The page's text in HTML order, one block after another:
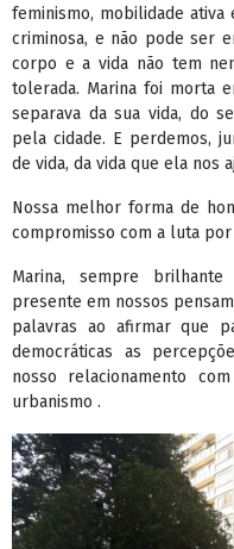
feminismo, mobilidade
criminosa, e não pode ser
corpo e a vida não tem
tolerada. Marina foi morta
separava da sua vida, do
pela cidade. E perdemos,
de vida, da vida que ela nos
Nossa melhor forma de
compromisso com a luta
Marina, sempre
presente em nossos
palavras ao afirmar que
democráticas as
nosso relacionamento
urbanismo .